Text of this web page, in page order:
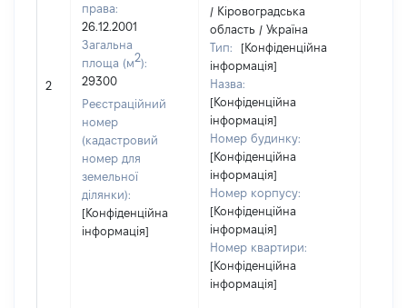
2
права:
26.12.2001
Загальна
площа (м2):
29300
Реєстраційний
номер
(кадастровий
номер для
земельної
ділянки):
[Конфіденційна
інформація]
/ Кіровоградська
область / Україна
Тип:
[Конфіденційна
інформація]
Назва:
[Конфіденційна
інформація]
Номер будинку:
[Конфіденційна
інформація]
Номер корпусу:
[Конфіденційна
інформація]
Номер квартири:
[Конфіденційна
інформація]